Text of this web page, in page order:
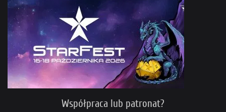
Współpraca lub patronat?